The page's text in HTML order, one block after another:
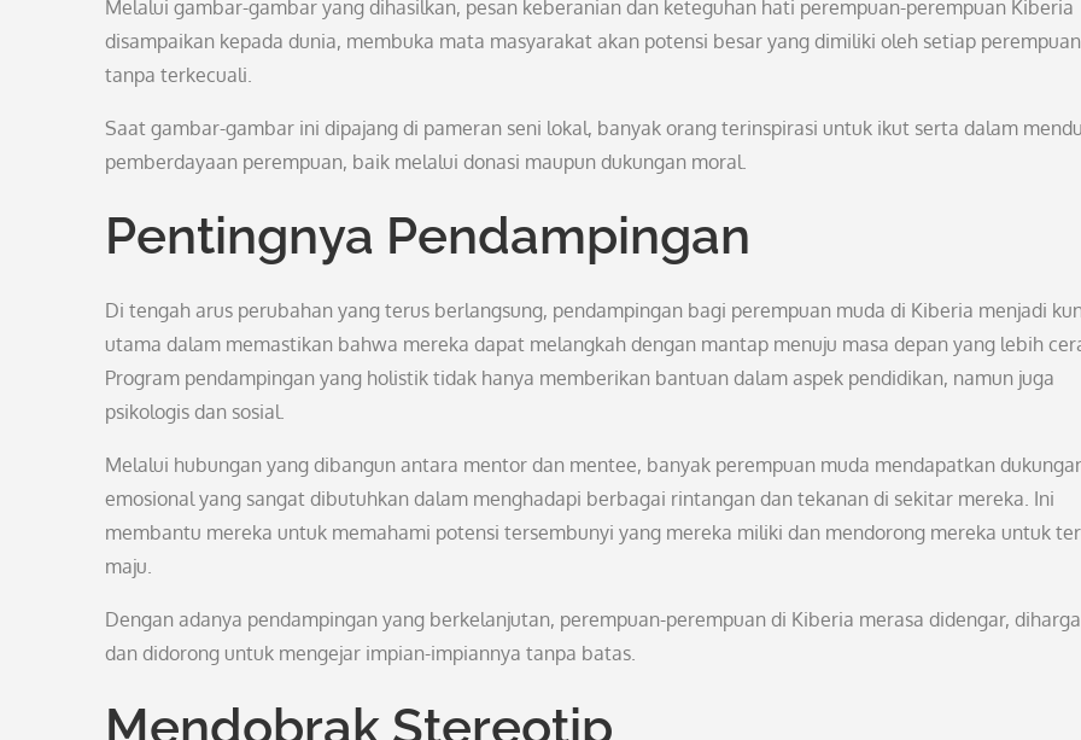
Melalui gambar-gambar yang dihasilkan, pesan keberanian dan keteguhan hati perempuan-perempuan Kiberia
disampaikan kepada dunia, membuka mata masyarakat akan potensi besar yang dimiliki oleh setiap
tanpa terkecuali.
Saat gambar-gambar ini dipajang di pameran seni lokal, banyak orang terinspirasi untuk ikut serta dalam
pemberdayaan perempuan, baik melalui donasi maupun dukungan moral.
Pentingnya Pendampingan
Di tengah arus perubahan yang terus berlangsung, pendampingan bagi perempuan muda di Kiberia menjadi
utama dalam memastikan bahwa mereka dapat melangkah dengan mantap menuju masa depan yang lebih
Program pendampingan yang holistik tidak hanya memberikan bantuan dalam aspek pendidikan, namun juga
psikologis dan sosial.
Melalui hubungan yang dibangun antara mentor dan mentee, banyak perempuan muda mendapatkan
emosional yang sangat dibutuhkan dalam menghadapi berbagai rintangan dan tekanan di sekitar mereka. Ini
membantu mereka untuk memahami potensi tersembunyi yang mereka miliki dan mendorong mereka untuk
maju.
Dengan adanya pendampingan yang berkelanjutan, perempuan-perempuan di Kiberia merasa didengar,
dan didorong untuk mengejar impian-impiannya tanpa batas.
Mendobrak Stereotip